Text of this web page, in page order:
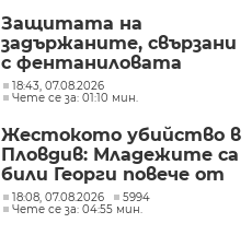
Защитата на
задържаните, свързани
с фентаниловата
лаборатория, поиска
делото да се гледа в
18:43, 07.08.2026
Чете се за: 01:10 мин.
Жестокото убийство в
Пловдив: Младежите са
били Георги повече от
час и си купили дюнери
с парите му
18:08, 07.08.2026
5994
Чете се за: 04:55 мин.